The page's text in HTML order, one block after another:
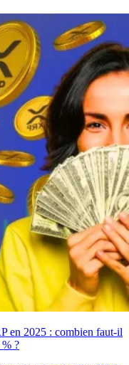
en 2025 : combien faut-il
?